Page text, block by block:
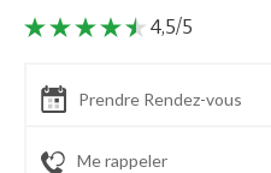
4,5/5
Prendre Rendez-vous
Me rappeler